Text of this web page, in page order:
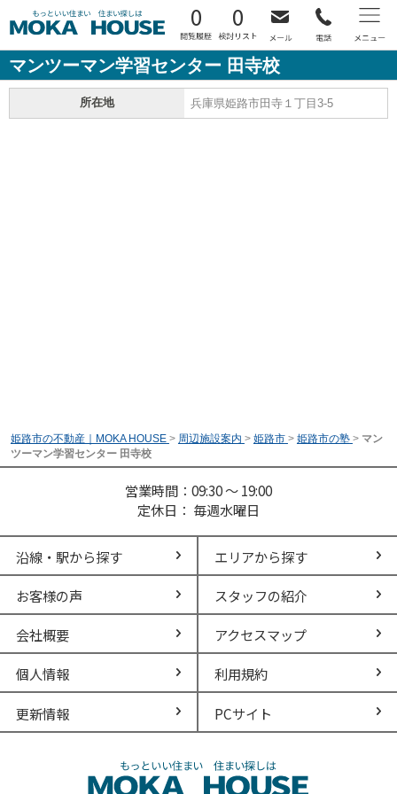
0 0
マンツーマン学習センター 田寺校
所在地 兵庫県姫路市田寺１丁目3-5
姫路市の不動産｜MOKA HOUSE > 周辺施設案内 > 姫路市 > 姫路市の塾 > マン
ツーマン学習センター 田寺校
営業時間：09:30 ～ 19:00
定休日： 毎週水曜日
沿線・駅から探す エリアから探す
お客様の声 スタッフの紹介
会社概要 アクセスマップ
個人情報 利用規約
更新情報 PCサイト